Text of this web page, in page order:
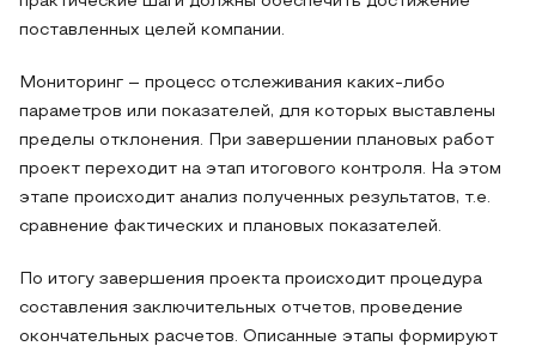
поставленных целей компании.
Мониторинг – процесс отслеживания каких-либо
параметров или показателей, для которых выставлены
пределы отклонения. При завершении плановых работ
проект переходит на этап итогового контроля. На этом
этапе происходит анализ полученных результатов, т.е.
сравнение фактических и плановых показателей.
По итогу завершения проекта происходит процедура
составления заключительных отчетов, проведение
окончательных расчетов. Описанные этапы формируют